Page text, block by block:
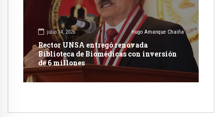
julio 14, 2026 Hugo Amanque Chaiña
Rector UNSA entregó renovada
Biblioteca de Biomédicas con inversión
de 6 millones